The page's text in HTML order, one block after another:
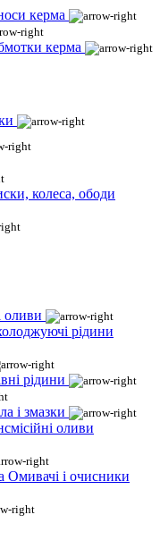
керма
керма
колеса, ободи
оливи
рідини
рідини
і змазки
оливи
Омивачі і очисники